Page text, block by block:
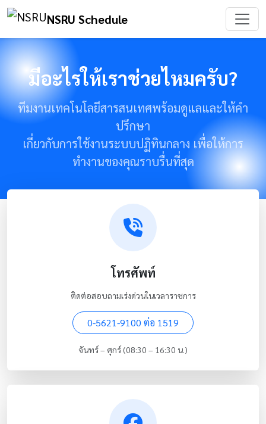
NSRU Schedule
มีอะไรให้เราช่วยไหมครับ?
ทีมงานเทคโนโลยีสารสนเทศพร้อมดูแลและให้คำ
ปรึกษา
เกี่ยวกับการใช้งานระบบปฏิทินกลาง เพื่อให้การ
ทำงานของคุณราบรื่นที่สุด
โทรศัพท์
ติดต่อสอบถามเร่งด่วนในเวลาราชการ
0-5621-9100 ต่อ 1519
จันทร์ – ศุกร์ (08:30 – 16:30 น.)